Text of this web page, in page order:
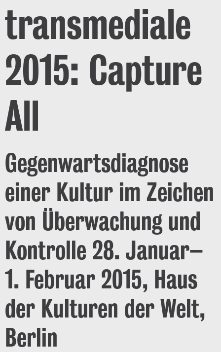
transmediale
2015: Capture
All
Gegenwartsdiagnose
einer Kultur im Zeichen
von Überwachung und
Kontrolle 28. Januar–
1. Februar 2015, Haus
der Kulturen der Welt,
Berlin